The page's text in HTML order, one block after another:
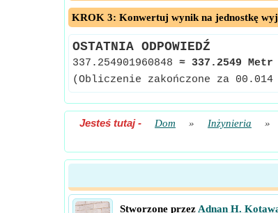
KROK 3: Konwertuj wynik na jednostkę
OSTATNIA ODPOWIEDŹ
337.254901960848 ≈ 337.2549 Metr
(Obliczenie zakończone za 00.014
Jesteś tutaj- Dom » Inżynieria »
Stworzone przez Adnan H.